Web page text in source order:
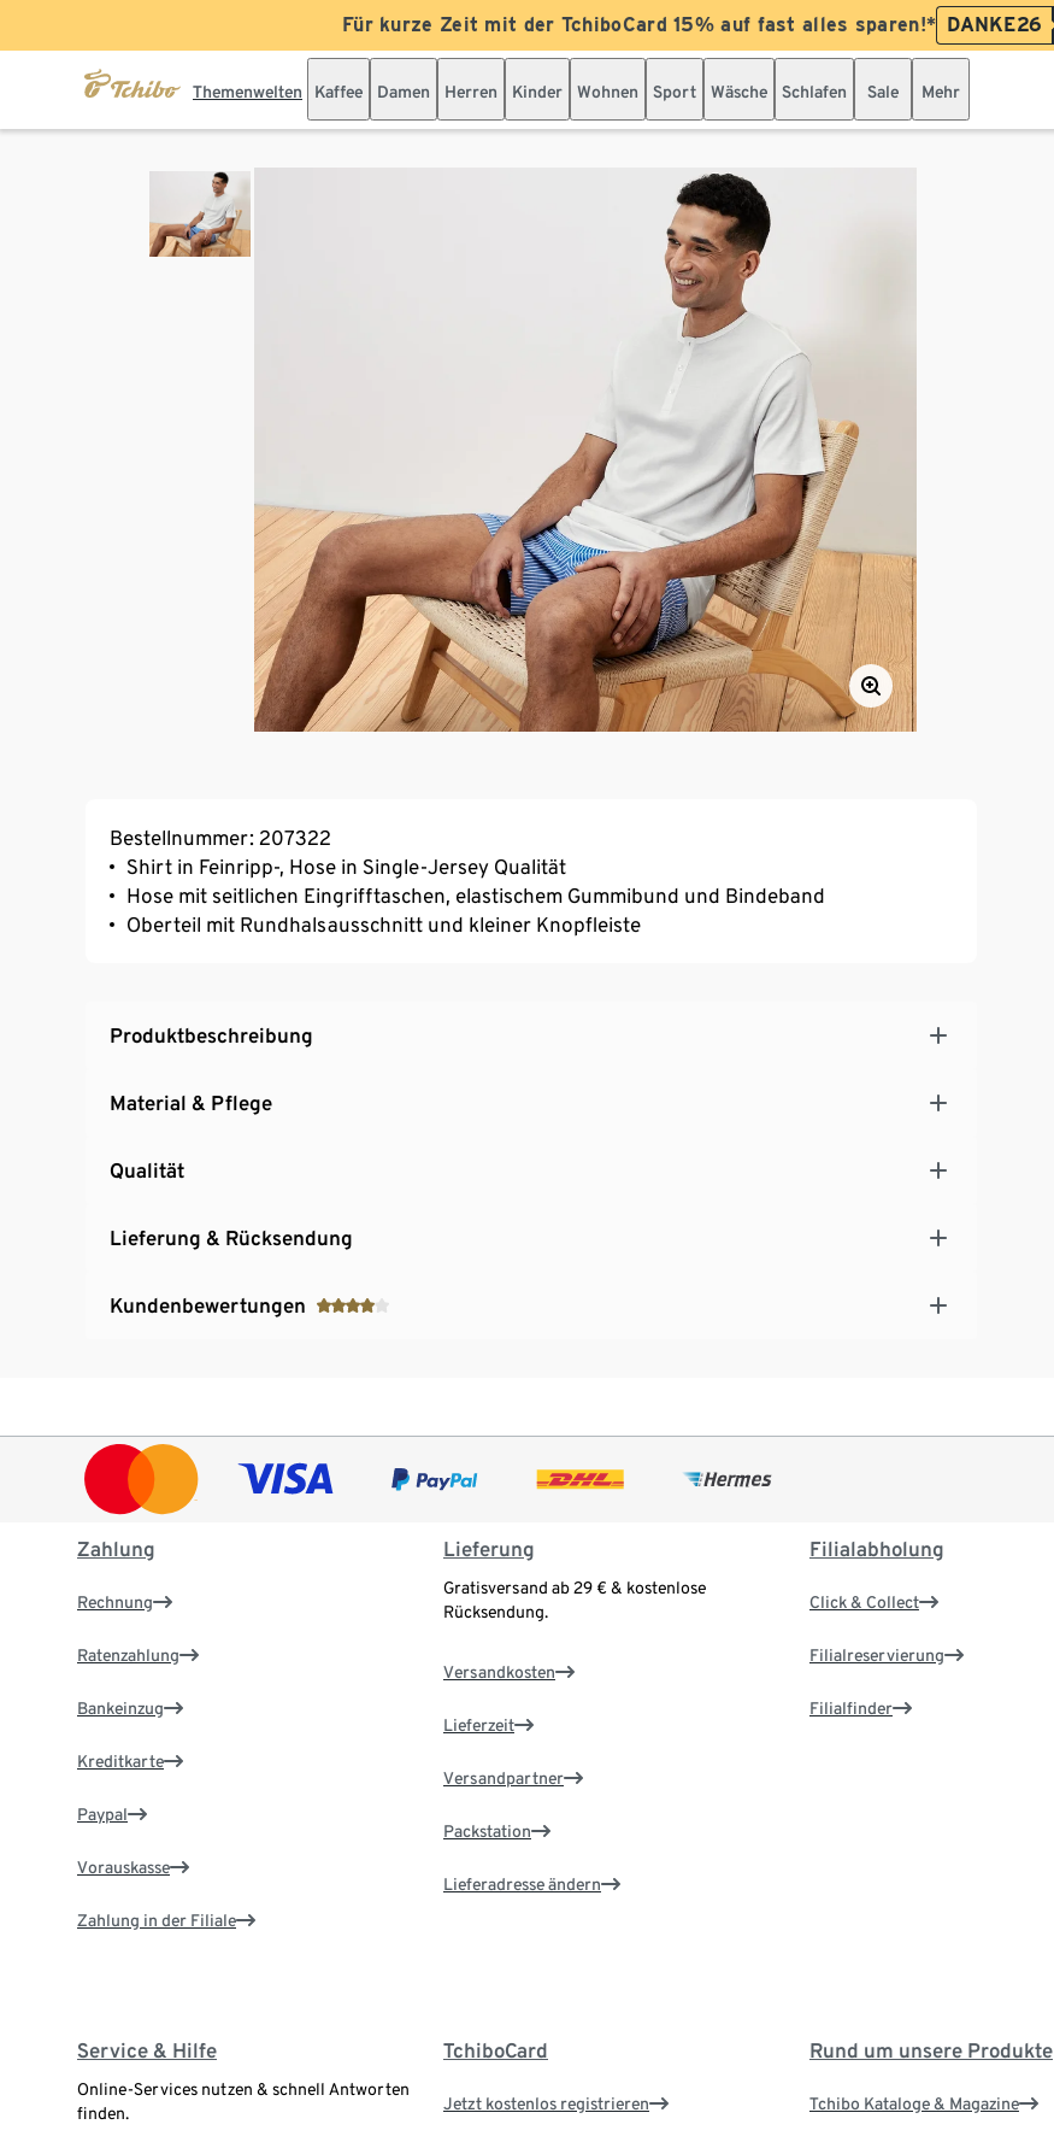
Für kurze Zeit mit der TchiboCard 15% auf fast alles sparen!* DANKE26
Themenwelten Kaffee Damen Herren Kinder Wohnen Sport Wäsche Schlafen Sale Mehr
Bestellnummer: 207322
Shirt in Feinripp-, Hose in Single-Jersey Qualität
Hose mit seitlichen Eingrifftaschen, elastischem Gummibund und Bindeband
Oberteil mit Rundhalsausschnitt und kleiner Knopfleiste
Produktbeschreibung
Material & Pflege
Qualität
Lieferung & Rücksendung
Kundenbewertungen
Zahlung
Rechnung
Ratenzahlung
Bankeinzug
Kreditkarte
Paypal
Vorauskasse
Zahlung in der Filiale
Lieferung
Gratisversand ab 29 € & kostenlose
Rücksendung.
Versandkosten
Lieferzeit
Versandpartner
Packstation
Lieferadresse ändern
Filialabholung
Click & Collect
Filialreservierung
Filialfinder
Service & Hilfe
Online-Services nutzen & schnell Antworten
finden.
TchiboCard
Jetzt kostenlos registrieren
Rund um unsere Produkte
Tchibo Kataloge & Magazine